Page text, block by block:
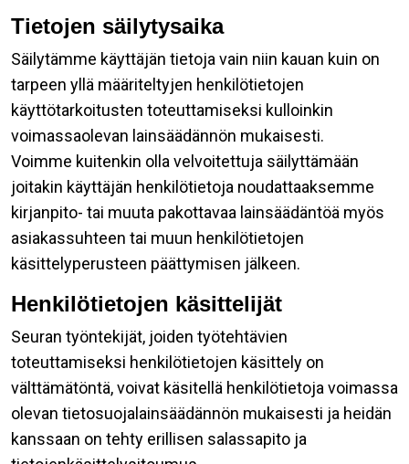
Tietojen säilytysaika
Säilytämme käyttäjän tietoja vain niin kauan kuin on
tarpeen yllä määriteltyjen henkilötietojen
käyttötarkoitusten toteuttamiseksi kulloinkin
voimassaolevan lainsäädännön mukaisesti.
Voimme kuitenkin olla velvoitettuja säilyttämään
joitakin käyttäjän henkilötietoja noudattaaksemme
kirjanpito- tai muuta pakottavaa lainsäädäntöä myös
asiakassuhteen tai muun henkilötietojen
käsittelyperusteen päättymisen jälkeen.
Henkilötietojen käsittelijät
Seuran työntekijät, joiden työtehtävien
toteuttamiseksi henkilötietojen käsittely on
välttämätöntä, voivat käsitellä henkilötietoja voimassa
olevan tietosuojalainsäädännön mukaisesti ja heidän
kanssaan on tehty erillisen salassapito ja